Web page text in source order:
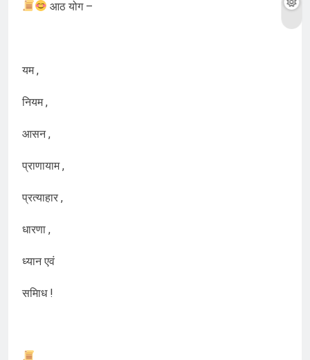
आठ योग –
यम ,
नियम ,
आसन ,
प्राणायाम ,
प्रत्याहार ,
धारणा ,
ध्यान एवं
समािध !